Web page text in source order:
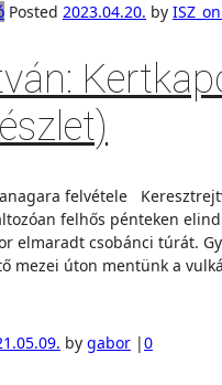
Posted 2023.04.20. by
felvétele
felhős pénteken
elmaradt csobánci túrát.
mezei úton mentünk a
by gabor |0